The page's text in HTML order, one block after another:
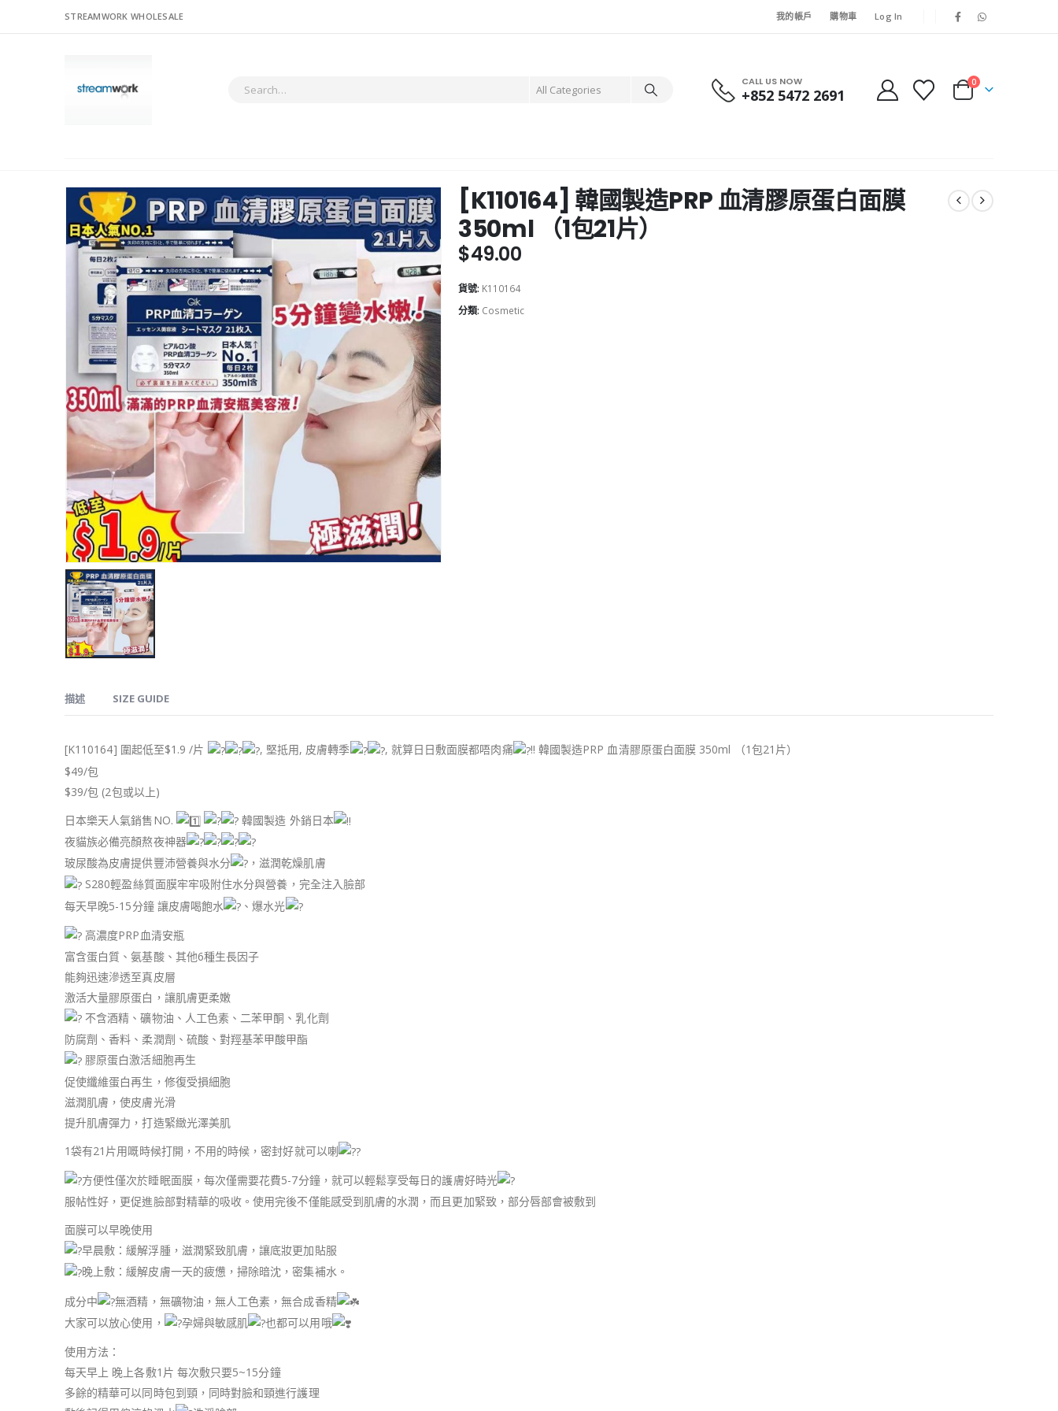
STREAMWORK WHOLESALE 我的帳戶 購物車 Log In
CALL US NOW
+852 5472 2691
0
[K110164] 韓國製造PRP 血清膠原蛋白面膜
350ml （1包21片）
$49.00
貨號: K110164
分類: Cosmetic
描述 SIZE GUIDE
[K110164] 圍起低至$1.9 /片 , 堅抵用, 皮膚轉季 , 就算日日敷面膜都唔肉痛
!! 韓國製造PRP 血清膠原蛋白面膜 350ml （1包21片）
$49/包
$39/包 (2包或以上)
日本樂天人氣銷售NO.
韓國製造 外銷日本
夜貓族必備亮顏熬夜神器
玻尿酸為皮膚提供豐沛營養與水分
，滋潤乾燥肌膚
S280輕盈絲質面膜牢牢吸附住水分與營養，完全注入臉部
每天早晚5-15分鐘 讓皮膚喝飽水
、爆水光
高濃度PRP血清安瓶
富含蛋白質、氨基酸、其他6種生長因子
能夠迅速滲透至真皮層
激活大量膠原蛋白，讓肌膚更柔嫩
不含酒精、礦物油、人工色素、二苯甲酮、乳化劑
防腐劑、香料、柔潤劑、硫酸、對羥基苯甲酸甲酯
膠原蛋白激活細胞再生
促使纖維蛋白再生，修復受損細胞
滋潤肌膚，使皮膚光滑
提升肌膚彈力，打造緊緻光澤美肌
1袋有21片用嘅時候打開，不用的時候，密封好就可以喇
方便性僅次於睡眠面膜，每次僅需要花費5-7分鐘，就可以輕鬆享受每日的護膚好時光
服帖性好，更促進臉部對精華的吸收。使用完後不僅能感受到肌膚的水潤，而且更加緊致，部分唇部會被敷到
面膜可以早晚使用
早晨敷：緩解浮腫，滋潤緊致肌膚，讓底妝更加貼服
晚上敷：緩解皮膚一天的疲憊，掃除暗沈，密集補水。
成分中
無酒精，無礦物油，無人工色素，無合成香精
大家可以放心使用，
孕婦與敏感肌
也都可以用哦
使用方法：
每天早上 晚上各敷1片 每次敷只要5~15分鐘
多餘的精華可以同時包到頸，同時對臉和頸進行護理